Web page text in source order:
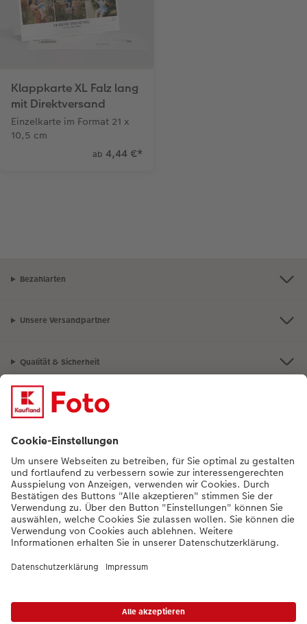
Klappkarte XL Falz lang
mit Direktversand
Einzelkarte im Format 21 x
10,5 cm
ab 4,44 €*
Bezahlarten
Unsere Versandpartner
Qualität & Sicherheit
Nachhaltigkeit bei CEWE
Mein Fotoservice
Informationen
Sortiment
Inspirationen
Bei Fragen zu Produkten oder der Bestellung können Sie uns gern anrufen:
0441 18131902Mo. bis Sa.: 8:00 – 20:00 Uhr und So.: 10:00 – 18:00 Uhr